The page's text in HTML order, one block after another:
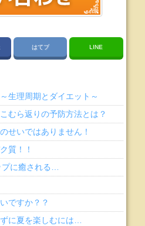
はてブ LINE
生理周期とダイエット～
むら返りの予防方法とは？
せいではありません！
質！！
プに癒される…
ですか？？
に夏を楽しむには…